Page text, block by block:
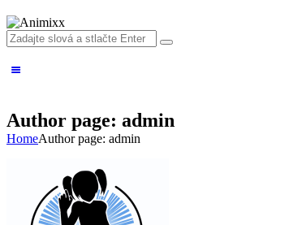
Author page: admin
HomeAuthor page: admin